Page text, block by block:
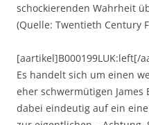
schockierenden Wahrheit
(Quelle: Twentieth Century
[aartikel]B000199LUK:left[/
Es handelt sich um einen
eher schwermütigen James
dabei eindeutig auf ein